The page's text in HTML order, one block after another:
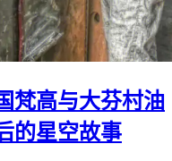
梵高与大芬村油
的星空故事